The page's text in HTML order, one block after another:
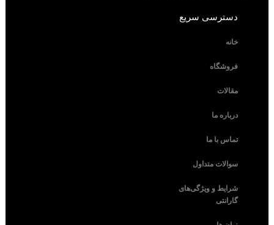
دسترسی سریع
خانه
فروشگاه
مقالات
درباره ما
تماس با ما
سوالات متداول
شرایط و ویژگی‌های
گارانتی